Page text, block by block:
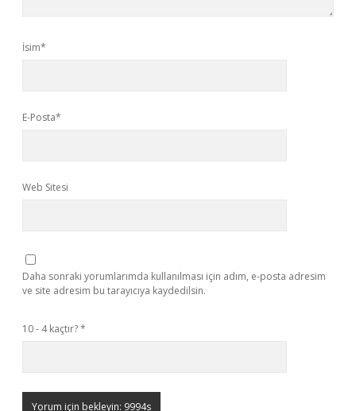
İsim*
E-Posta*
Web Sitesi
Daha sonraki yorumlarımda kullanılması için adım, e-posta adresim
ve site adresim bu tarayıcıya kaydedilsin.
10 - 4 kaçtır?*